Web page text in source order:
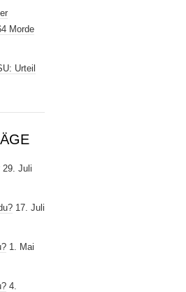
Morde
Urteil
29. Juli
17. Juli
1. Mai
4.